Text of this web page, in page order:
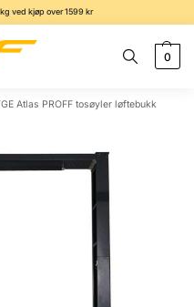
ved kjøp over 1599 kr
0
Atlas PROFF tosøyler løftebukk